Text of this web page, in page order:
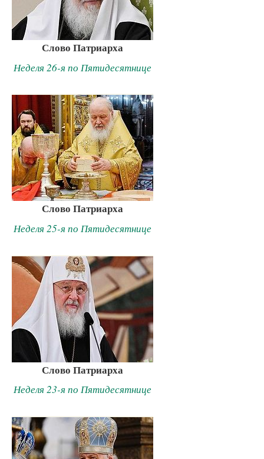
Слово Патриарха
Неделя 26-я по Пятидесятнице
Слово Патриарха
Неделя 25-я по Пятидесятнице
Слово Патриарха
Неделя 23-я по Пятидесятнице